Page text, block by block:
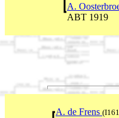
A.
ABT 1919
A. de Frens